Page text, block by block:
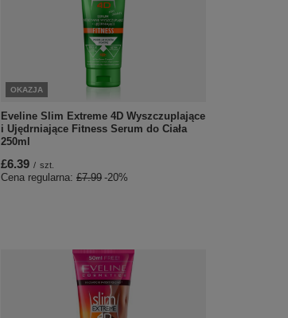
OKAZJA
Eveline Slim Extreme 4D Wyszczuplające
i Ujędrniające Fitness Serum do Ciała
250ml
£6.39 / szt.
Cena regularna: £7.99 -20%